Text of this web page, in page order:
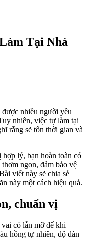
Tại Nhà
nhiều người yêu
nhiên, việc tự làm tại
rằng sẽ tốn thời gian và
lý, bạn hoàn toàn có
ngon, đảm bảo vệ
viết này sẽ chia sẻ
này một cách hiệu quả.
chuẩn vị
có lẫn mỡ để khi
hồng tự nhiên, độ đàn